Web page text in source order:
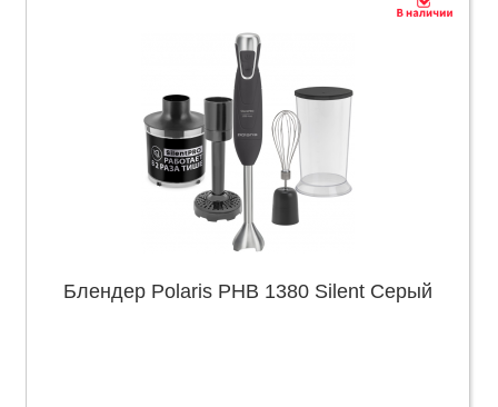
Блендер Polaris PHB 1380 Silent Серый